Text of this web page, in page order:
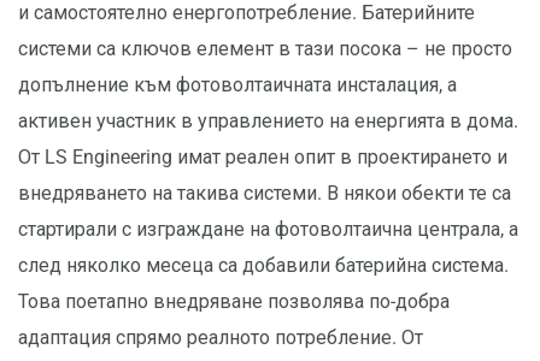
и самостоятелно енергопотребление. Батерийните
системи са ключов елемент в тази посока – не просто
допълнение към фотоволтаичната инсталация, а
активен участник в управлението на енергията в дома.
От LS Engineering имат реален опит в проектирането и
внедряването на такива системи. В някои обекти те са
стартирали с изграждане на фотоволтаична централа, а
след няколко месеца са добавили батерийна система.
Това поетапно внедряване позволява по-добра
адаптация спрямо реалното потребление. От